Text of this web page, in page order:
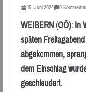
15. Juni 2024 0
WEIBERN (OÖ): In
späten
abgekommen,
dem Einschlag
geschleudert.